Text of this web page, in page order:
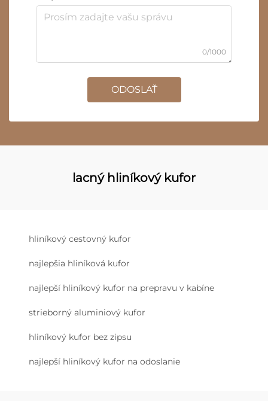
0/1000
ODOSLAŤ
lacný hliníkový kufor
hliníkový cestovný kufor
najlepšia hliníková kufor
najlepší hliníkový kufor na prepravu v kabíne
strieborný aluminiový kufor
hliníkový kufor bez zipsu
najlepší hliníkový kufor na odoslanie